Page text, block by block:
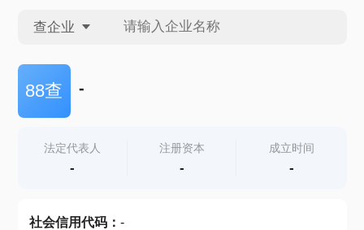
查企业
查企业
查产地
88查 -
法定代表人
-
注册资本
-
成立时间
-
社会信用代码： -